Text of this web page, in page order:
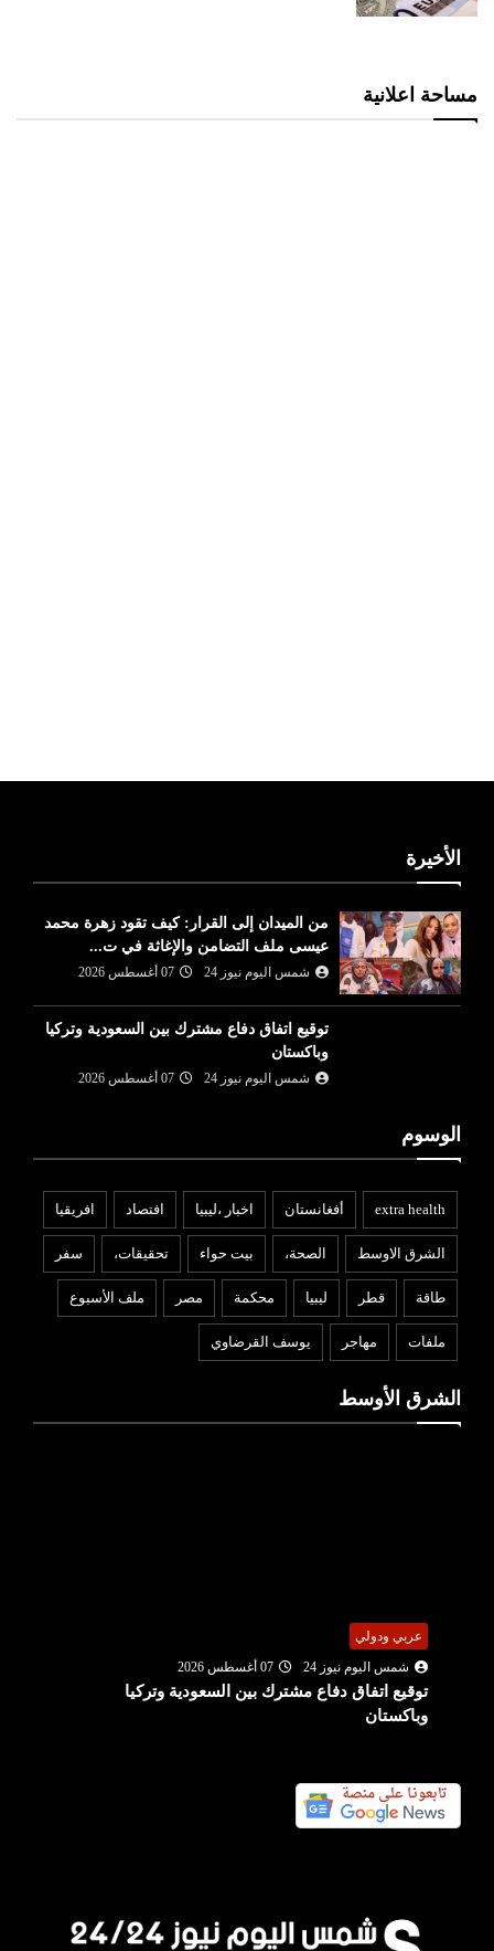
مساحة اعلانية
الأخيرة
من الميدان إلى القرار: كيف تقود زهرة محمد
عيسى ملف التضامن والإغاثة في ت...
شمس اليوم نيوز 24 07 أغسطس 2026
توقيع اتفاق دفاع مشترك بين السعودية وتركيا
وباكستان
شمس اليوم نيوز 24 07 أغسطس 2026
الوسوم
extra health أفغانستان اخبار ،ليبيا افتصاد افريقيا
الشرق الاوسط الصحة، بيت حواء تحقيقات، سفر
طاقة قطر ليبيا محكمة مصر ملف الأسبوع
ملفات مهاجر يوسف القرضاوي
الشرق الأوسط
عربي ودولي
شمس اليوم نيوز 24
07 أغسطس 2026
توقيع اتفاق دفاع مشترك بين السعودية وتركيا
وباكستان